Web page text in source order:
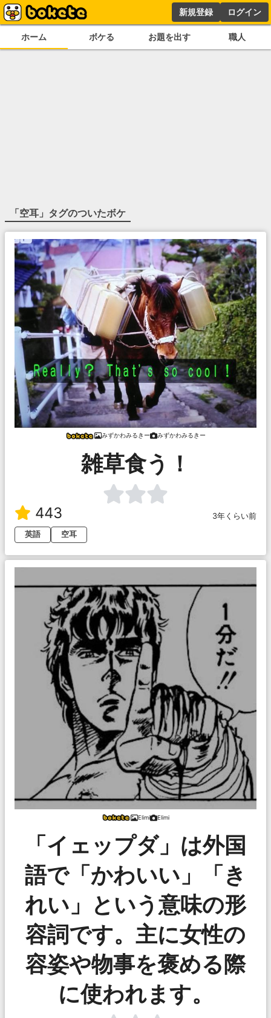
新規登録 ログイン
ホーム ボケる お題を出す 職人
「空耳 」タグのついたボケ
みずかわみるきー みずかわみるきー
雑草食う！
443
3年くらい前
英語
空耳
Elimi Elimi
「イェップダ」は外国
語で「かわいい」「き
れい」という意味の形
容詞です。主に女性の
容姿や物事を褒める際
に使われます。